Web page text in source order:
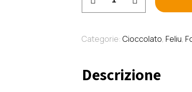
Soconusco,
-
Messico
Categorie: Cioccolato, Feliu,
Descrizione